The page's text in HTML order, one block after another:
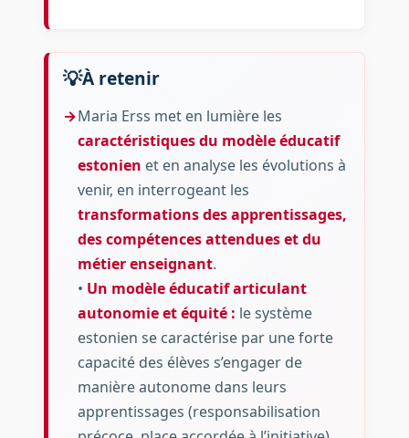
À retenir
Maria Erss met en lumière les
caractéristiques du modèle éducatif
estonien et en analyse les évolutions à
venir, en interrogeant les
transformations des apprentissages,
des compétences attendues et du
métier enseignant.
• Un modèle éducatif articulant
autonomie et équité : le système
estonien se caractérise par une forte
capacité des élèves s’engager de
manière autonome dans leurs
apprentissages (responsabilisation